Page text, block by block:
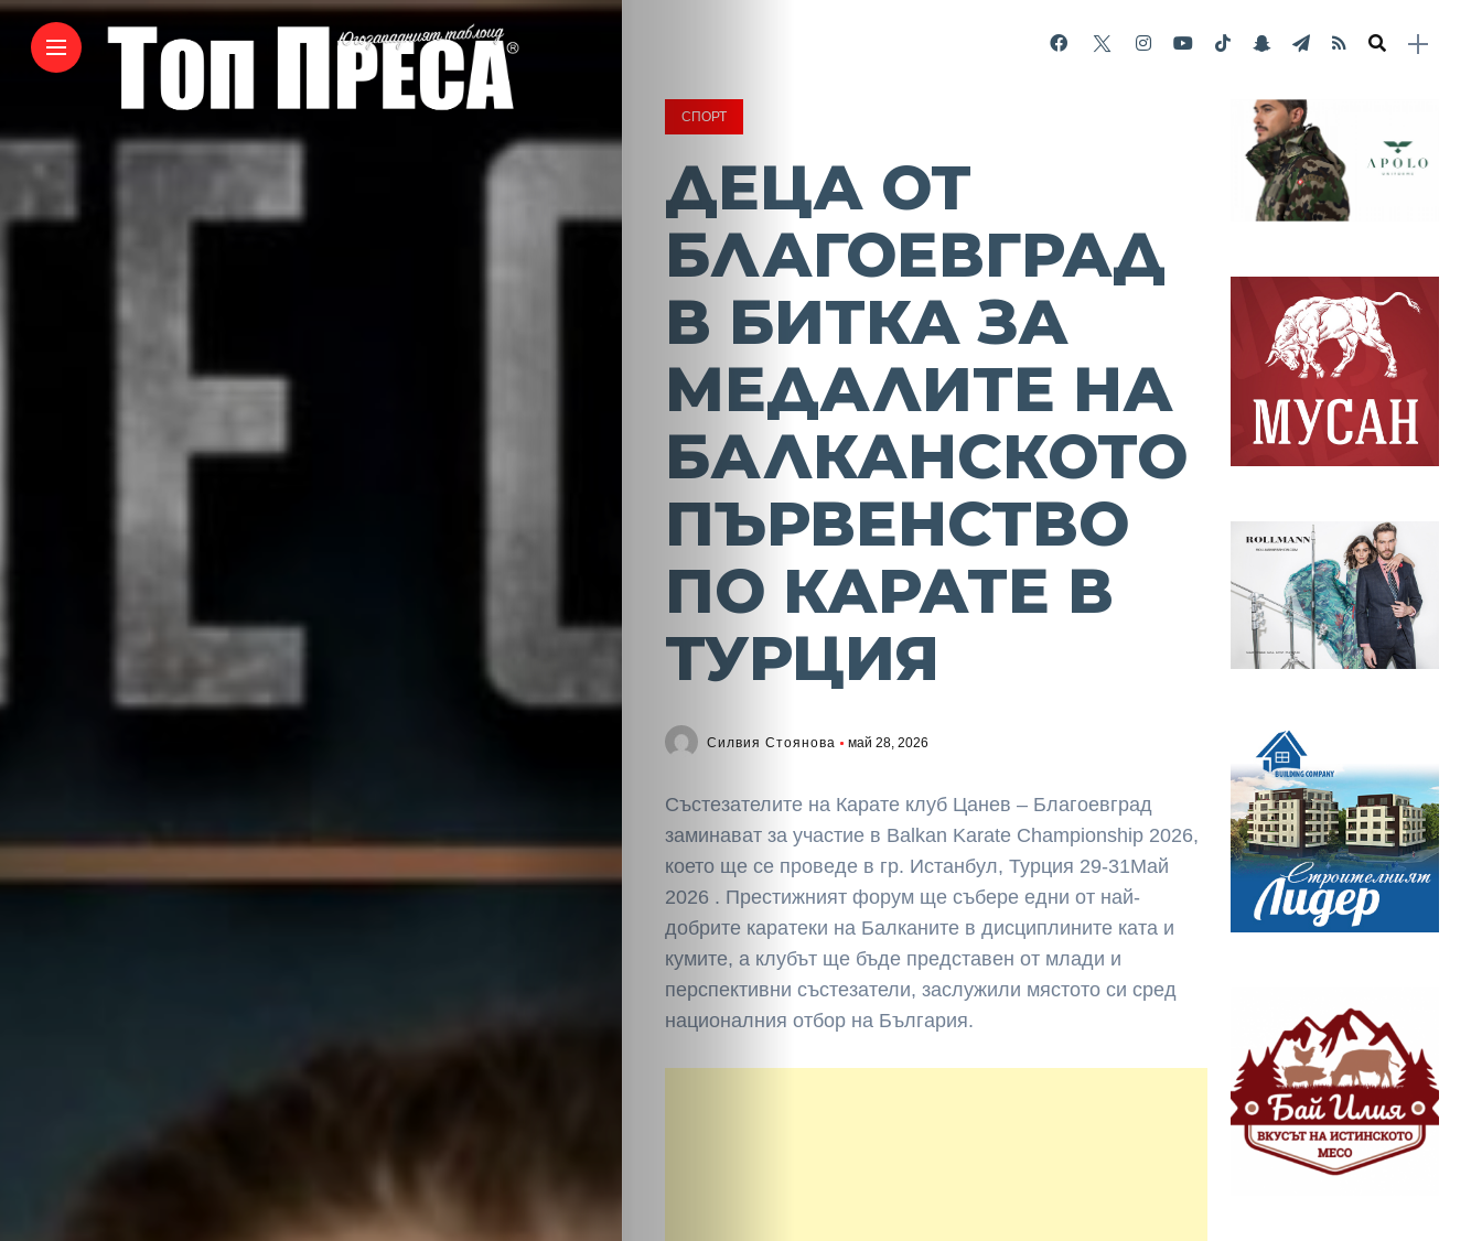
СПОРТ
ДЕЦА ОТ
БЛАГОЕВГРАД
В БИТКА ЗА
МЕДАЛИТЕ НА
БАЛКАНСКОТО
ПЪРВЕНСТВО
ПО КАРАТЕ В
ТУРЦИЯ
Силвия Стоянова май 28, 2026
Състезателите на Карате клуб Цанев – Благоевград
заминават за участие в Balkan Karate Championship 2026,
което ще се проведе в гр. Истанбул, Турция 29-31Май
2026 . Престижният форум ще събере едни от най-
добрите каратеки на Балканите в дисциплините ката и
кумите, а клубът ще бъде представен от млади и
перспективни състезатели, заслужили мястото си сред
националния отбор на България.